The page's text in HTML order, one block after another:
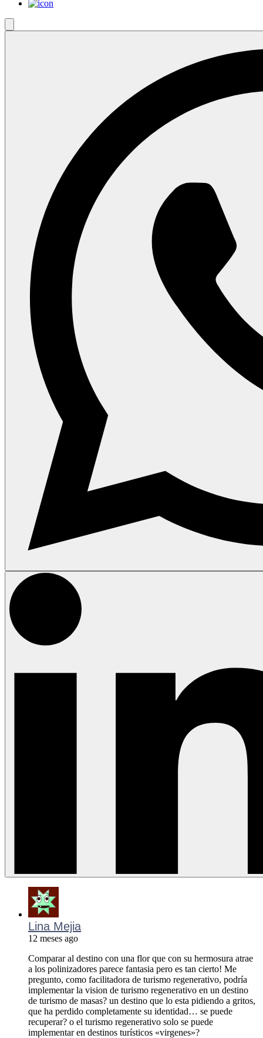
Lina Mejia
12 meses ago
Comparar al destino con una flor que con su hermosura atrae
a los polinizadores parece fantasia pero es tan cierto! Me
pregunto, como facilitadora de turismo regenerativo, podría
implementar la vision de turismo regenerativo en un destino
de turismo de masas? un destino que lo esta pidiendo a gritos,
que ha perdido completamente su identidad… se puede
recuperar? o el turismo regenerativo solo se puede
implementar en destinos turísticos «virgenes»?